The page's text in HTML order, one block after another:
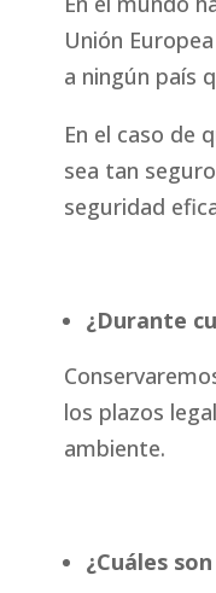
Unión
a ningún país
En el caso de
sea tan
seguridad
¿Durante
los plazos
ambiente.
¿Cuáles